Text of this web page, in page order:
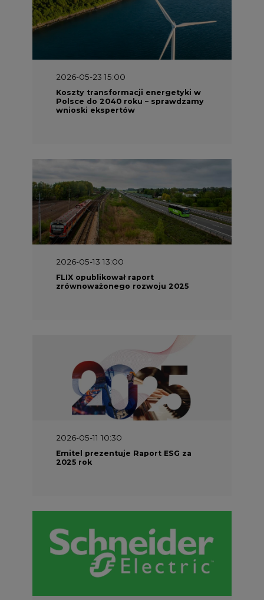
2026-05-23 15:00
Koszty transformacji energetyki w
Polsce do 2040 roku – sprawdzamy
wnioski ekspertów
2026-05-13 13:00
FLIX opublikował raport
zrównoważonego rozwoju 2025
2026-05-11 10:30
Emitel prezentuje Raport ESG za
2025 rok